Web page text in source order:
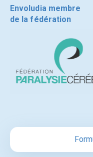
Envoludia membre
de la fédération